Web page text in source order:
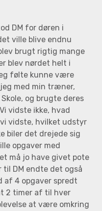
DM for døren i
ville blive endnu
brugt rigtig mange
blev nørdet helt i
følte kunne være
med min træner,
og brugte deres
vidste ikke, hvad
vi vidste, hvilket udstyr
biler det drejede sig
opgaver med
må jo have givet pote
DM endte det også
af 4 opgaver spredt
2 timer af til hver
at være omkring